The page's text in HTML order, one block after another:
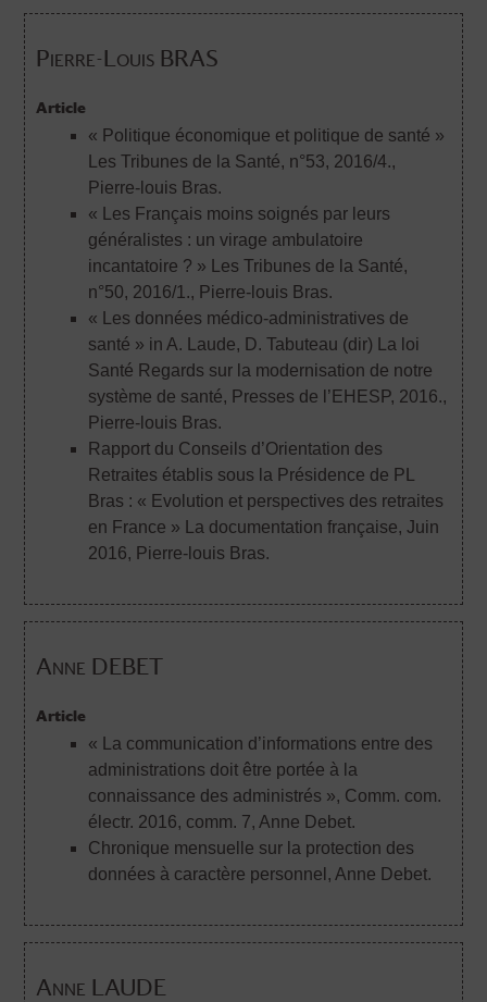
Pierre-Louis BRAS
Article
« Politique économique et politique de santé »
Les Tribunes de la Santé, n°53, 2016/4.,
Pierre-louis Bras.
« Les Français moins soignés par leurs
généralistes : un virage ambulatoire
incantatoire ? » Les Tribunes de la Santé,
n°50, 2016/1., Pierre-louis Bras.
« Les données médico-administratives de
santé » in A. Laude, D. Tabuteau (dir) La loi
Santé Regards sur la modernisation de notre
système de santé, Presses de l’EHESP, 2016.,
Pierre-louis Bras.
Rapport du Conseils d’Orientation des
Retraites établis sous la Présidence de PL
Bras : « Evolution et perspectives des retraites
en France » La documentation française, Juin
2016, Pierre-louis Bras.
Anne DEBET
Article
« La communication d’informations entre des
administrations doit être portée à la
connaissance des administrés », Comm. com.
électr. 2016, comm. 7, Anne Debet.
Chronique mensuelle sur la protection des
données à caractère personnel , Anne Debet.
Anne LAUDE